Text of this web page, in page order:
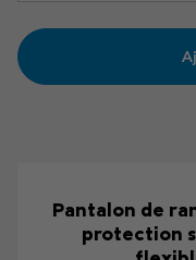
Pantalon de
protection